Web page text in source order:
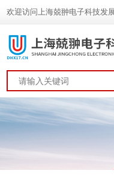
欢迎访问上海兢翀电子科技发